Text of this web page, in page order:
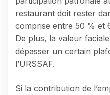
restaurant doit rester
comprise entre 50 % et
De plus, la valeur
dépasser un certain
l’URSSAF.
Si la contribution de